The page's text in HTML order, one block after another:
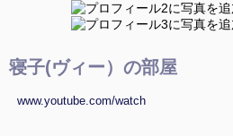
寝子(ヴィー）の部屋
www.youtube.com/watch